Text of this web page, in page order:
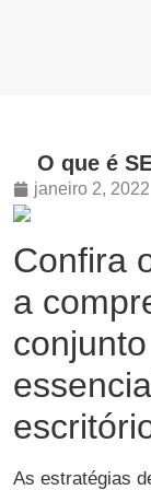
O que é
janeiro 2, 2022
Confira
a
As estratégias